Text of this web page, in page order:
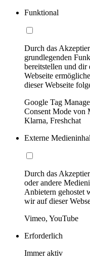
Funktional
Durch das
grundlegenden
bereitstellen und dir
Webseite
dieser Webseite
Google Tag
Consent Mode von
Klarna, Freshchat
Externe
Durch das
oder andere
Anbietern gehostet
wir auf dieser
Vimeo, YouTube
Erforderlich
Immer aktiv